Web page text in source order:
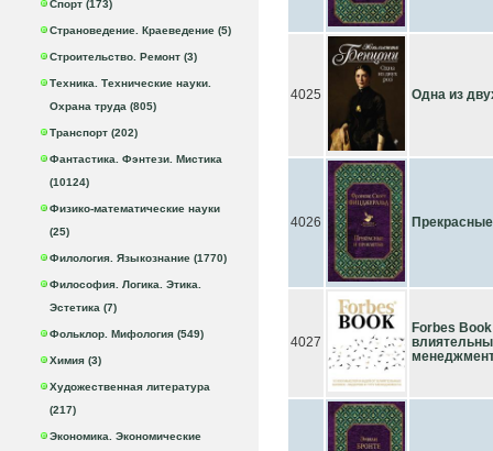
Спорт (173)
Страноведение. Краеведение (5)
Строительство. Ремонт (3)
Техника. Технические науки.
Охрана труда (805)
Транспорт (202)
Фантастика. Фэнтези. Мистика
(10124)
Физико-математические науки
(25)
Филология. Языкознание (1770)
Философия. Логика. Этика.
Эстетика (7)
Фольклор. Мифология (549)
Химия (3)
Художественная литература
(217)
Экономика. Экономические
4025 Одна из
4026
4027
Forbes